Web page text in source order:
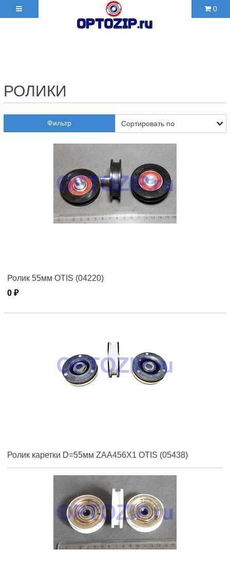
0
РОЛИКИ
Фильтр
Ролик 55мм OTIS (04220)
0 ₽
Ролик каретки D=55мм ZAA456X1 OTIS (05438)